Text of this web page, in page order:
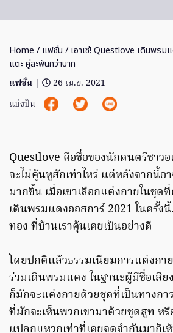
Home / แฟชั่น / เอาเซ่! Questlove เดินพรม
แตะ คู่ละพันกว่าบาท
แฟชั่น |
26 เม.ย. 2021
แบ่งปัน
Questlove คือชื่อของนักดนตรีชาวอ
จะไม่คุ้นหูสักเท่าไหร่ แต่หลังจากนี้อ
มากขึ้น เมื่อเขาเลือกแต่งกายในชุด
เดินพรมแดงออสการ์ 2021 ในครั้ง
ทอง ที่บ้านเราคุ้นเคยเป็นอย่างดี
โดยปกติแล้วธรรมเนียมการแต่งกา
ร่วมเดินพรมแดง ในฐานะผู้มีชื่อเสี
ก็มักจะแต่งกายด้วยชุดที่เป็นทางกา
ที่มักจะเห็นพวกเขามาด้วยชุดสูท ห